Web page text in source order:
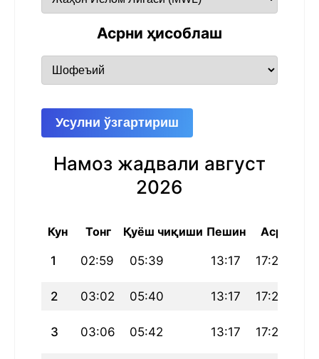
Асрни ҳисоблаш
Усулни ўзгартириш
Намоз жадвали август
2026
Кун Тонг Қуёш чиқиши Пешин Аср
1 02:59 05:39 13:17 17:26
2 03:02 05:40 13:17 17:25
3 03:06 05:42 13:17 17:24